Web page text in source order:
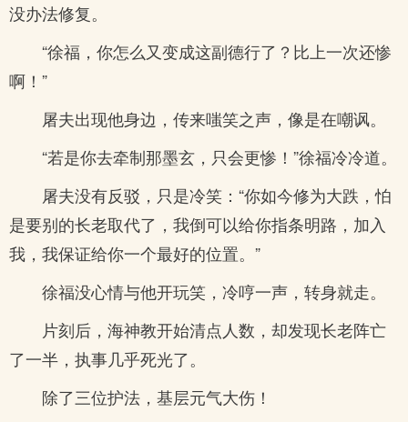
没办法修复。
“徐福，你怎么又变成这副德行了？比上一次还惨
啊！”
屠夫出现他身边，传来嗤笑之声，像是在嘲讽。
“若是你去牵制那墨玄，只会更惨！”徐福冷冷道。
屠夫没有反驳，只是冷笑：“你如今修为大跌，怕
是要别的长老取代了，我倒可以给你指条明路，加入
我，我保证给你一个最好的位置。”
徐福没心情与他开玩笑，冷哼一声，转身就走。
片刻后，海神教开始清点人数，却发现长老阵亡
了一半，执事几乎死光了。
除了三位护法，基层元气大伤！